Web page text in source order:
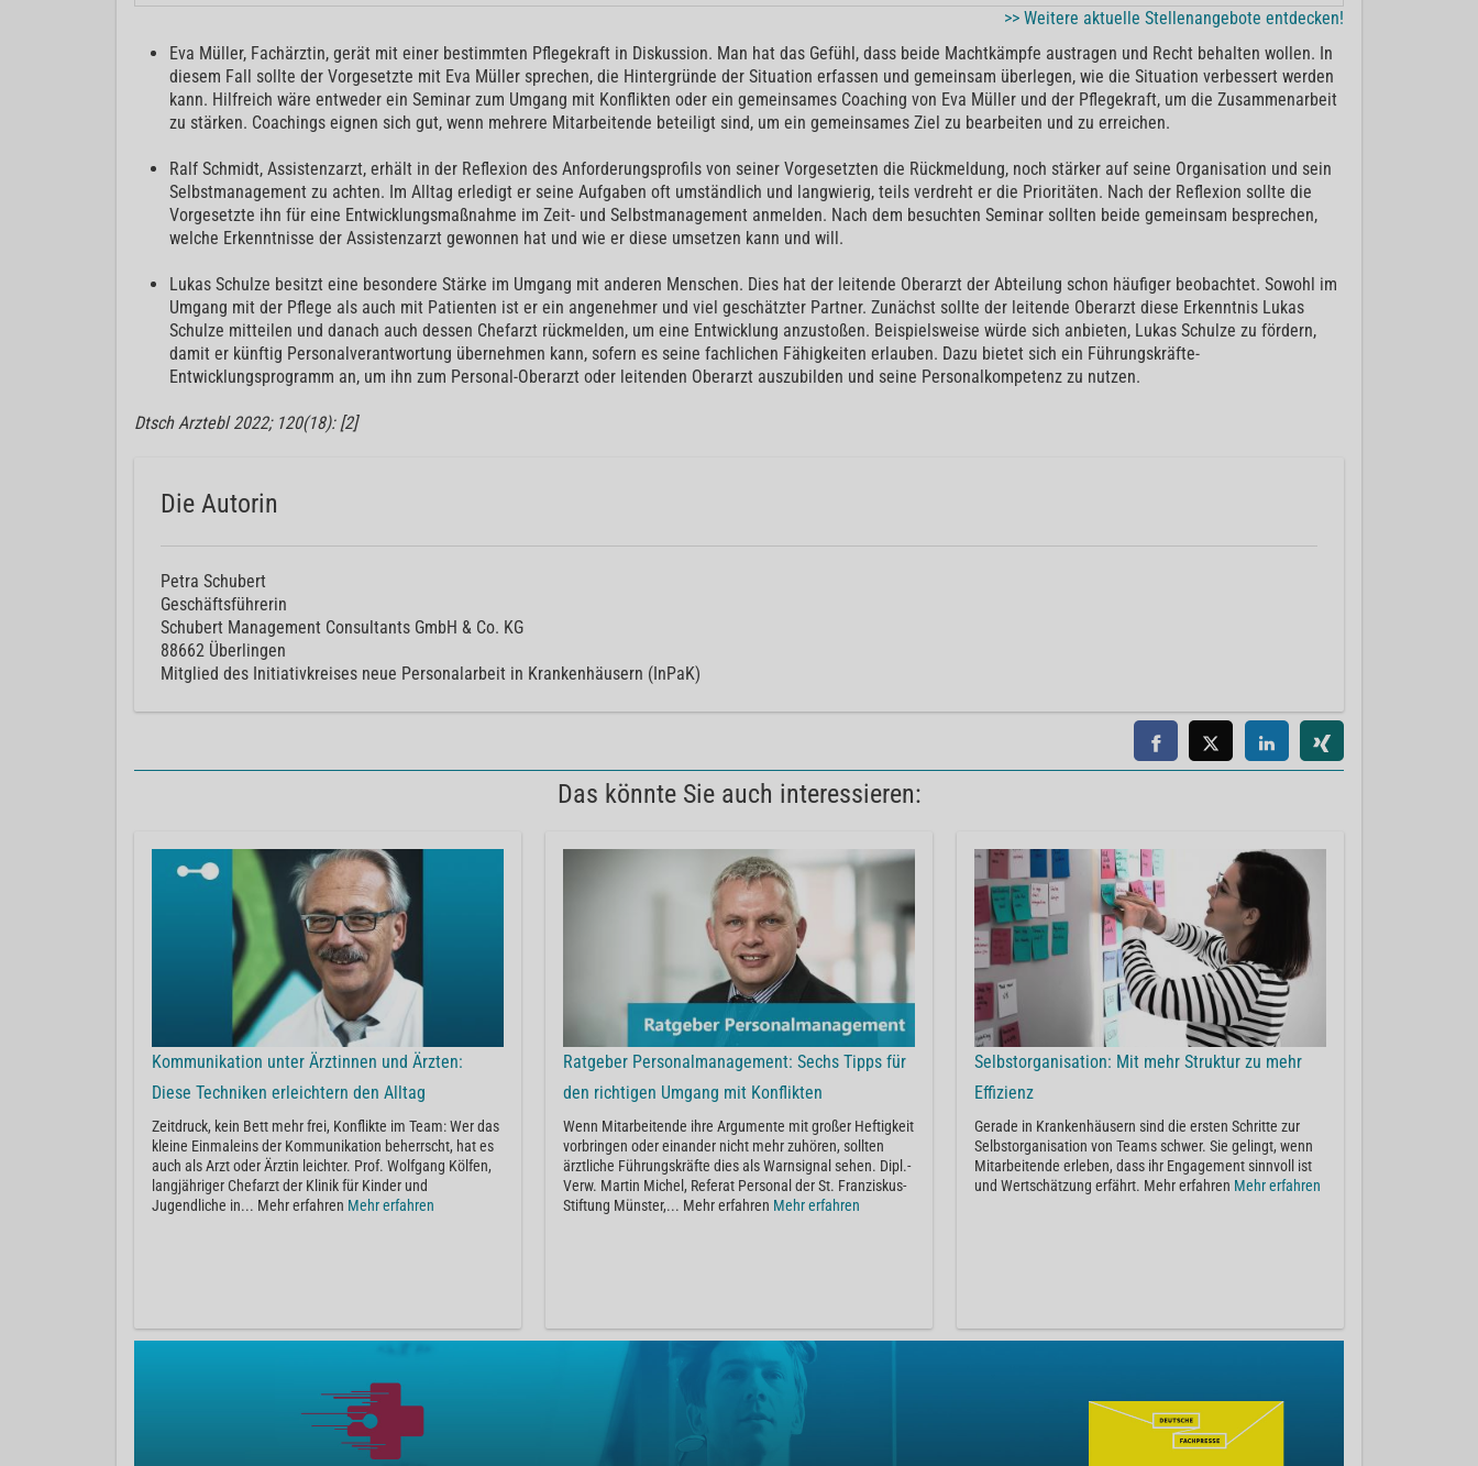
>> Weitere aktuelle Stellenangebote entdecken!
Eva Müller, Fachärztin, gerät mit einer bestimmten Pflegekraft in Diskussion. Man hat das Gefühl, dass beide Machtkämpfe austragen und Recht behalten wollen. In
diesem Fall sollte der Vorgesetzte mit Eva Müller sprechen, die Hintergründe der Situation erfassen und gemeinsam überlegen, wie die Situation verbessert werden
kann. Hilfreich wäre entweder ein Seminar zum Umgang mit Konflikten oder ein gemeinsames Coaching von Eva Müller und der Pflegekraft, um die Zusammenarbeit
zu stärken. Coachings eignen sich gut, wenn mehrere Mitarbeitende beteiligt sind, um ein gemeinsames Ziel zu bearbeiten und zu erreichen.
Ralf Schmidt, Assistenzarzt, erhält in der Reflexion des Anforderungsprofils von seiner Vorgesetzten die Rückmeldung, noch stärker auf seine Organisation und sein
Selbstmanagement zu achten. Im Alltag erledigt er seine Aufgaben oft umständlich und langwierig, teils verdreht er die Prioritäten. Nach der Reflexion sollte die
Vorgesetzte ihn für eine Entwicklungsmaßnahme im Zeit- und Selbstmanagement anmelden. Nach dem besuchten Seminar sollten beide gemeinsam besprechen,
welche Erkenntnisse der Assistenzarzt gewonnen hat und wie er diese umsetzen kann und will.
Lukas Schulze besitzt eine besondere Stärke im Umgang mit anderen Menschen. Dies hat der leitende Oberarzt der Abteilung schon häufiger beobachtet. Sowohl im
Umgang mit der Pflege als auch mit Patienten ist er ein angenehmer und viel geschätzter Partner. Zunächst sollte der leitende Oberarzt diese Erkenntnis Lukas
Schulze mitteilen und danach auch dessen Chefarzt rückmelden, um eine Entwicklung anzustoßen. Beispielsweise würde sich anbieten, Lukas Schulze zu fördern,
damit er künftig Personalverantwortung übernehmen kann, sofern es seine fachlichen Fähigkeiten erlauben. Dazu bietet sich ein Führungskräfte-
Entwicklungsprogramm an, um ihn zum Personal-Oberarzt oder leitenden Oberarzt auszubilden und seine Personalkompetenz zu nutzen.
Dtsch Arztebl 2022; 120(18): [2]
Die Autorin
Petra Schubert
Geschäftsführerin
Schubert Management Consultants GmbH & Co. KG
88662 Überlingen
Mitglied des Initiativkreises neue Personalarbeit in Krankenhäusern (InPaK)
Das könnte Sie auch interessieren:
Kommunikation unter Ärztinnen und Ärzten:
Diese Techniken erleichtern den Alltag
Zeitdruck, kein Bett mehr frei, Konflikte im Team: Wer das
kleine Einmaleins der Kommunikation beherrscht, hat es
auch als Arzt oder Ärztin leichter. Prof. Wolfgang Kölfen,
langjähriger Chefarzt der Klinik für Kinder und
Jugendliche in... Mehr erfahren Mehr erfahren
Ratgeber Personalmanagement: Sechs Tipps für
den richtigen Umgang mit Konflikten
Wenn Mitarbeitende ihre Argumente mit großer Heftigkeit
vorbringen oder einander nicht mehr zuhören, sollten
ärztliche Führungskräfte dies als Warnsignal sehen. Dipl.-
Verw. Martin Michel, Referat Personal der St. Franziskus-
Stiftung Münster,... Mehr erfahren Mehr erfahren
Selbstorganisation: Mit mehr Struktur zu mehr
Effizienz
Gerade in Krankenhäusern sind die ersten Schritte zur
Selbstorganisation von Teams schwer. Sie gelingt, wenn
Mitarbeitende erleben, dass ihr Engagement sinnvoll ist
und Wertschätzung erfährt. Mehr erfahren Mehr erfahren